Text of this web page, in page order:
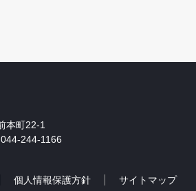
本町22-1
244-1166
個人情報保護方針 サイトマップ